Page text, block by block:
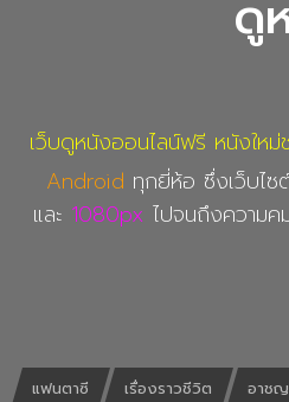
ดู
เว็บดูหนังออนไลน์ฟรี หนังใหม่
Android ทุกยี่ห้อ ซึ่งเว็บไ
และ 1080pxไปจนถึงความค
แฟนตาซี เรื่องราวชีวิต อาชญ